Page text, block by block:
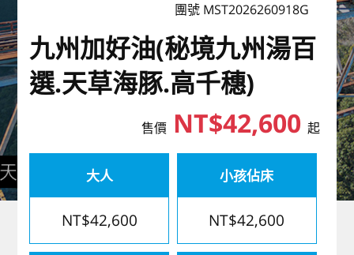
海島假期
韓國
東南亞
歐洲
團號 MST2026260918G
九州加好油(秘境九州湯百
選.天草海豚.高千穗)
售價NT$42,600 起
大人
NT$42,600
小孩佔床
NT$42,600